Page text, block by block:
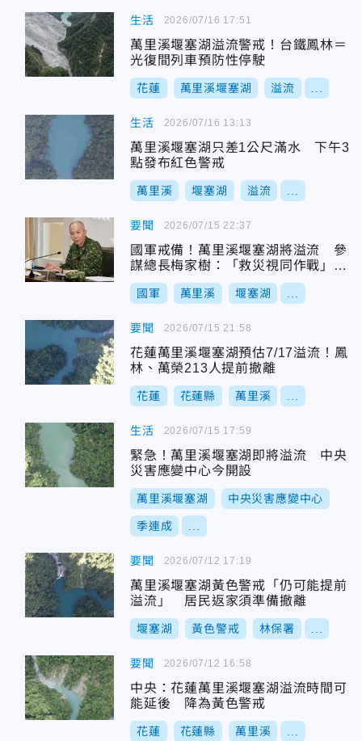
生活
萬里溪堰塞湖溢流警戒！台鐵鳳林＝
光復間列車預防性停駛
花蓮 萬里溪堰塞湖 溢流
2026/07/16 17:51
生活
萬里溪堰塞湖只差1公尺滿水 下午3
點發布紅色警戒
萬里溪 堰塞湖 溢流
2026/07/16 13:13
要聞
國軍戒備！萬里溪堰塞湖將溢流 參
謀總長梅家樹：「救災視同作戰」預
置兵力！
國軍 萬里溪 堰塞湖
2026/07/15 22:37
要聞
花蓮萬里溪堰塞湖預估7/17溢流！鳳
林、萬榮213人提前撤離
花蓮 花蓮縣 萬里溪
2026/07/15 21:58
生活
緊急！萬里溪堰塞湖即將溢流 中央
災害應變中心今開設
萬里溪堰塞湖 中央災害應變中心
季連成
2026/07/15 17:59
要聞
萬里溪堰塞湖黃色警戒「仍可能提前
溢流」 居民返家須準備撤離
堰塞湖 黃色警戒 林保署
2026/07/12 17:19
要聞
中央：花蓮萬里溪堰塞湖溢流時間可
能延後 降為黃色警戒
花蓮 花蓮縣 萬里溪
2026/07/12 16:58